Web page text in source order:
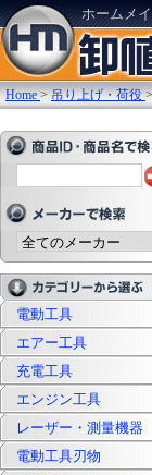
ホームメ
Home >吊り上げ・荷役
電動工具
エアー工具
充電工具
エンジン工具
レーザー・測量機器
電動工具刃物